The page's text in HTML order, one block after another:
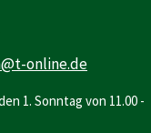
online.de
1. Sonntag von 11.00 -